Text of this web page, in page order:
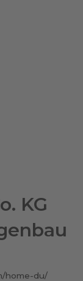
KG
home-du/